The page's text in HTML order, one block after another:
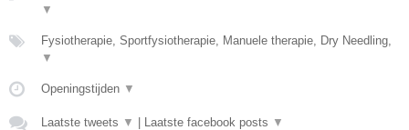
▼
Fysiotherapie, Sportfysiotherapie, Manuele therapie, Dry Needling,
▼
Openingstijden ▼
Laatste tweets ▼ | Laatste facebook posts ▼